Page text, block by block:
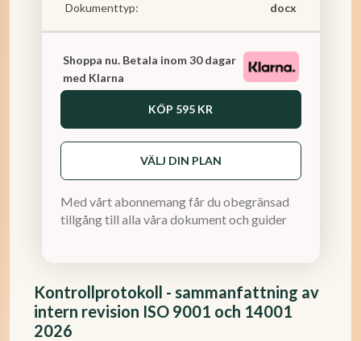
Kontrollprotokoll - sammanfattning av
intern revision ISO 9001 och 14001
2026
Dokumenttyp: docx
Shoppa nu. Betala inom 30 dagar
med Klarna
KÖP 595 KR
VÄLJ DIN PLAN
Med vårt abonnemang får du obegränsad
tillgång till alla våra dokument och guider